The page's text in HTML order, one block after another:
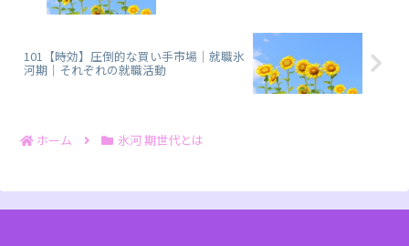
101【時効】圧倒的な買い手市場｜就職氷
河期｜それぞれの就職活動
ホーム 氷河 期世代とは